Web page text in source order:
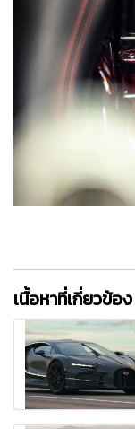
เนื้อหาที่เกี่ยวข้อง